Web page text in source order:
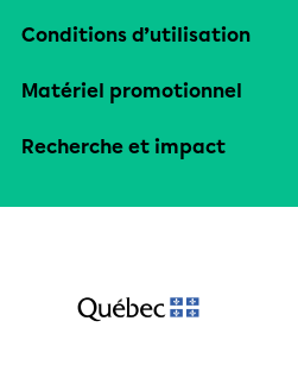
Conditions d’utilisation
Matériel promotionnel
Recherche et impact